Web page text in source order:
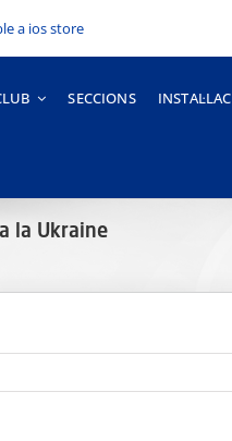
SECCIONS
la Ukraine